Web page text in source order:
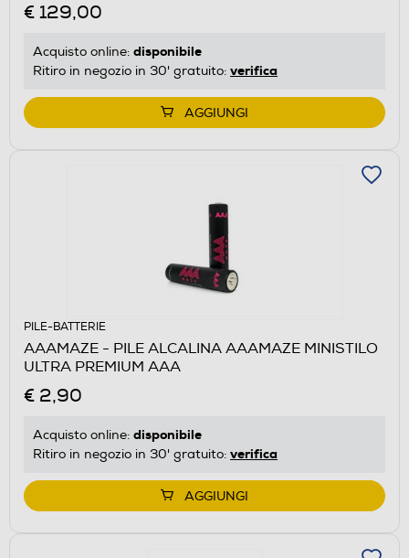
€ 129,00
Acquisto online: disponibile
Ritiro in negozio in 30' gratuito: verifica
AGGIUNGI
PILE-BATTERIE
AAAMAZE - PILE ALCALINA AAAMAZE MINISTILO
ULTRA PREMIUM AAA
€ 2,90
Acquisto online: disponibile
Ritiro in negozio in 30' gratuito: verifica
AGGIUNGI